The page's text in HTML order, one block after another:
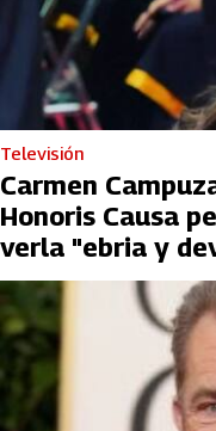
Televisión
Carmen
Honoris Causa
verla "ebria y